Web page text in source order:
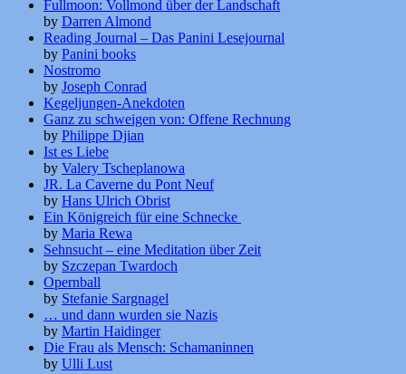
Fullmoon: Vollmond über der Landschaft
by Darren Almond
Reading Journal – Das Panini Lesejournal
by Panini books
Nostromo
by Joseph Conrad
Kegeljungen-Anekdoten
Ganz zu schweigen von: Offene Rechnung
by Philippe Djian
Ist es Liebe
by Valery Tscheplanowa
JR. La Caverne du Pont Neuf
by Hans Ulrich Obrist
Ein Königreich für eine Schnecke
by Maria Rewa
Sehnsucht – eine Meditation über Zeit
by Szczepan Twardoch
Opernball
by Stefanie Sargnagel
… und dann wurden sie Nazis
by Martin Haidinger
Die Frau als Mensch: Schamaninnen
by Ulli Lust